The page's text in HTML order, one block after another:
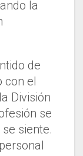
la
de
el
División
se
siente.